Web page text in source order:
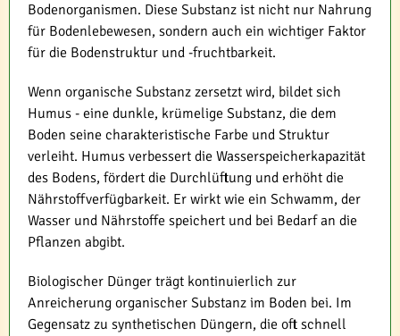
Bodenorganismen. Diese Substanz ist nicht nur Nahrung
für Bodenlebewesen, sondern auch ein wichtiger Faktor
für die Bodenstruktur und -fruchtbarkeit.
Wenn organische Substanz zersetzt wird, bildet sich
Humus - eine dunkle, krümelige Substanz, die dem
Boden seine charakteristische Farbe und Struktur
verleiht. Humus verbessert die Wasserspeicherkapazität
des Bodens, fördert die Durchlüftung und erhöht die
Nährstoffverfügbarkeit. Er wirkt wie ein Schwamm, der
Wasser und Nährstoffe speichert und bei Bedarf an die
Pflanzen abgibt.
Biologischer Dünger trägt kontinuierlich zur
Anreicherung organischer Substanz im Boden bei. Im
Gegensatz zu synthetischen Düngern, die oft schnell